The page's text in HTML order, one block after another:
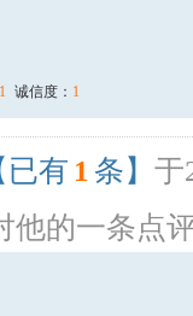
1 诚信度： 1
已有 1 条】 于
他的一条点